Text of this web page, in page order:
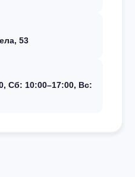
53
Сб: 10:00–17:00, Вс: